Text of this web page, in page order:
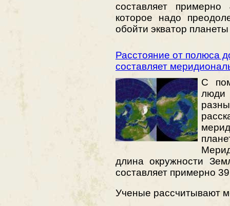
составляет
которое надо
обойти экватор
Расстояние от полюса
составляет
С
длина окружности
составляет примерно
Ученые рассчитывают